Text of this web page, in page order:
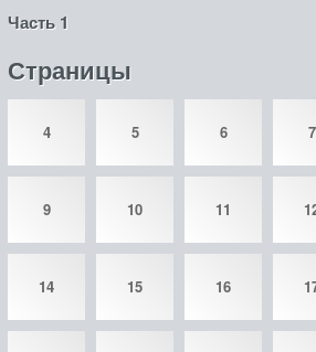
Часть 1
Страницы
4 5 6 7
9 10 11
14 15 16